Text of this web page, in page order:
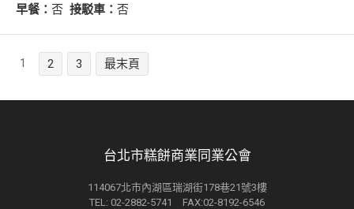
早餐： 否 接駁車： 否
1 2 3 最末頁
台北市糕餅商業同業公會
114067北市內湖區瑞湖街178巷21號3樓
TEL: 02-2882-5741 FAX:02-8192-6546